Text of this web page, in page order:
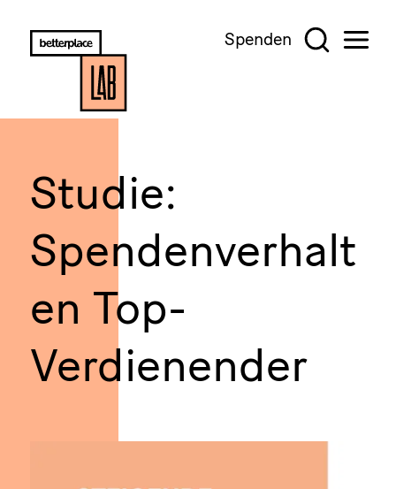
Spenden
Studie:
Spendenverhalt
en Top-
Verdienender